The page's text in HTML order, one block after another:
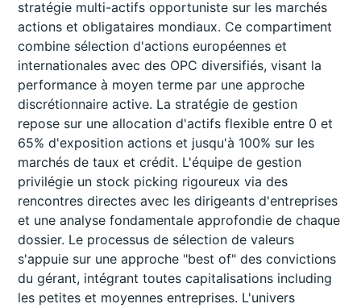
stratégie multi-actifs opportuniste sur les marchés
actions et obligataires mondiaux. Ce compartiment
combine sélection d'actions européennes et
internationales avec des OPC diversifiés, visant la
performance à moyen terme par une approche
discrétionnaire active. La stratégie de gestion
repose sur une allocation d'actifs flexible entre 0 et
65% d'exposition actions et jusqu'à 100% sur les
marchés de taux et crédit. L'équipe de gestion
privilégie un stock picking rigoureux via des
rencontres directes avec les dirigeants d'entreprises
et une analyse fondamentale approfondie de chaque
dossier. Le processus de sélection de valeurs
s'appuie sur une approche "best of" des convictions
du gérant, intégrant toutes capitalisations including
les petites et moyennes entreprises. L'univers